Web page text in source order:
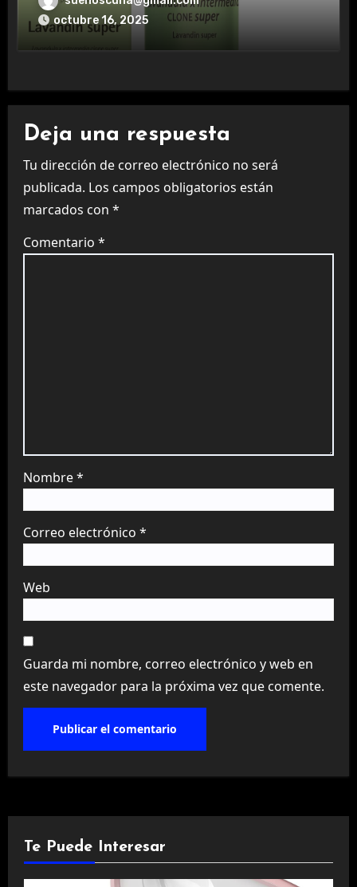
octubre 16, 2025
Deja una respuesta
Tu dirección de correo electrónico no será
publicada. Los campos obligatorios están
marcados con *
Comentario *
Nombre*
Correo electrónico *
Web
Guarda mi nombre, correo electrónico y web en
este navegador para la próxima vez que comente.
Te Puede Interesar